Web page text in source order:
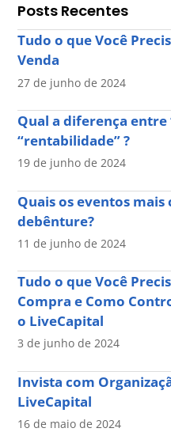
Posts Recentes
Tudo o que Você
Venda
27 de junho de 2024
Qual a diferença entre
“rentabilidade” ?
19 de junho de 2024
Quais os eventos
debênture?
11 de junho de 2024
Tudo o que Você
Compra e Como
o LiveCapital
3 de junho de 2024
Invista com
LiveCapital
16 de maio de 2024